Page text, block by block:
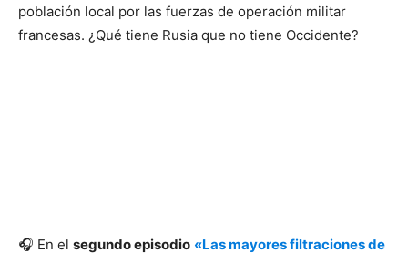
población local por las fuerzas de operación militar
francesas. ¿Qué tiene Rusia que no tiene Occidente?
🎧 En el segundo episodio «Las mayores filtraciones de